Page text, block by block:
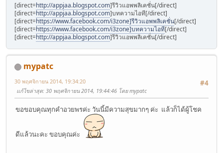
[direct=http://appjaa.blogspot.com]รีวิวแอพพลิเคชั่น[/direct]
[direct=http://appjaa.blogspot.com]บทความไอที[/direct]
[direct=https://www.facebook.com/i3zone]รีวิวแอพพลิเคชั่น[/direct]
[direct=https://www.facebook.com/i3zone]บทความไอที[/direct]
[direct=http://appjaa.blogspot.com]รีวิวแอพพลิเคชั่น[/direct]
mypatc
#4
30 พฤศจิกายน 2014, 19:34:20
แก้ไขล่าสุด: 30 พฤศจิกายน 2014, 19:44:46 โดย mypatc
ขอขอบคุณทุกคำอวยพรค่ะ วันนี้มีความสุขมากๆ ค่ะ แล้วก็ได้ผู้โชค
ดีแล้วนะคะ ขอบคุณค่ะ